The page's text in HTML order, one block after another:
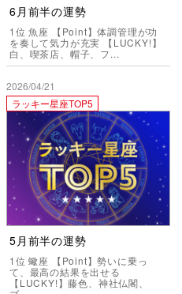
6月前半の運勢
1位 魚座 【Point】体調管理が功
を奏して気力が充実 【LUCKY!】
白、喫茶店、帽子、フ...
2026/04/21
ラッキー星座TOP5
5月前半の運勢
1位 蠍座 【Point】勢いに乗っ
て、最高の結果を出せる
【LUCKY!】藤色、神社仏閣、